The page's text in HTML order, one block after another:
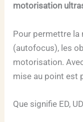
motorisation
Pour permettre la
(autofocus), les
motorisation.
mise au point est
Que signifie ED,